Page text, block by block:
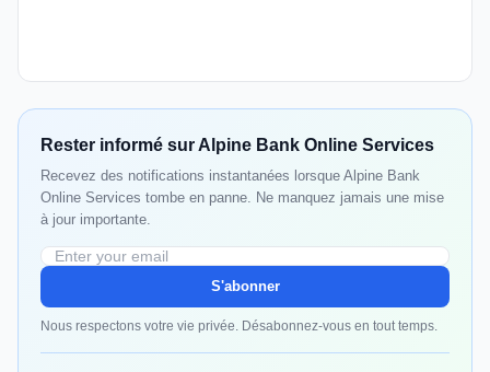
Rester informé sur Alpine Bank Online Services
Recevez des notifications instantanées lorsque Alpine Bank
Online Services tombe en panne. Ne manquez jamais une mise
à jour importante.
S'abonner
Nous respectons votre vie privée. Désabonnez-vous en tout temps.